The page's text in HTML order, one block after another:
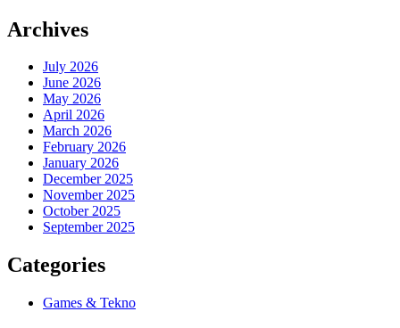
Archives
July 2026
June 2026
May 2026
April 2026
March 2026
February 2026
January 2026
December 2025
November 2025
October 2025
September 2025
Categories
Games & Tekno